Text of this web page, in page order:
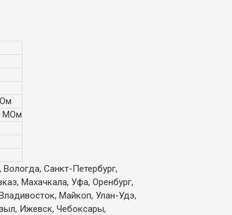
МОм
Санкт-Петербург,
Махачкала, Уфа, Оренбург,
Майкоп, Улан-Удэ,
Ижевск, Чебоксары,